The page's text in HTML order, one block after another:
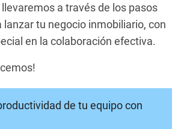
a través de los pasos
lanzar tu negocio inmobiliario, con
en la colaboración efectiva.
de tu equipo con